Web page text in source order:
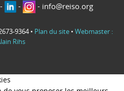
- - - info@reiso.org
9364 • Plan du site • Webmaster :
Rihs